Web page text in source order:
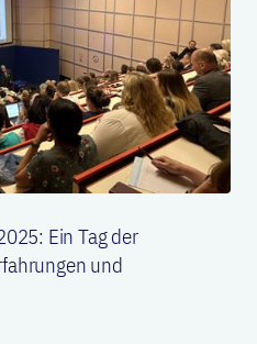
Ein Tag der
und